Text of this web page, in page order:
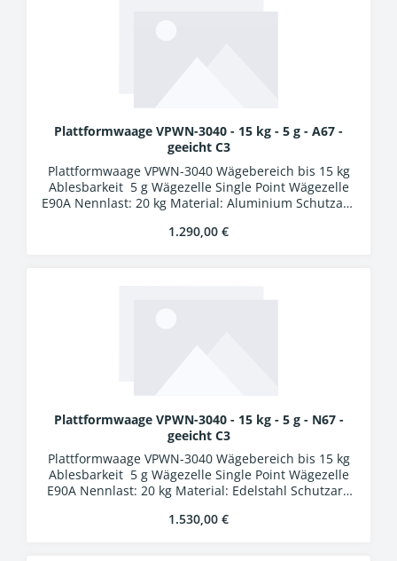
Plattformwaage VPWN-3040 - 15 kg - 5 g - A67 -
geeicht C3
Plattformwaage VPWN-3040 Wägebereich bis 15 kg
Ablesbarkeit 5 g Wägezelle Single Point Wägezelle
E90A Nennlast: 20 kg Material: Aluminium Schutzart:
Schutzart IP54 LCD-Display, Ziffernhöhe 25 mm 24
Regulärer Preis:
1.290,00 €
Plattformwaage VPWN-3040 - 15 kg - 5 g - N67 -
geeicht C3
Plattformwaage VPWN-3040 Wägebereich bis 15 kg
Ablesbarkeit 5 g Wägezelle Single Point Wägezelle
E90A Nennlast: 20 kg Material: Edelstahl Schutzart:
Schutzart IP54 LCD-Display, Ziffernhöhe 25 mm 24
Regulärer Preis:
1.530,00 €